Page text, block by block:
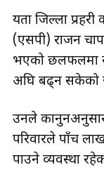
यता जिल्ला
(एसपी) राजन
भएको छलफलमा
अघि बढ्न सकेको
उनले कानुनअनुसार
परिवारले पाँच
पाउने व्यवस्था